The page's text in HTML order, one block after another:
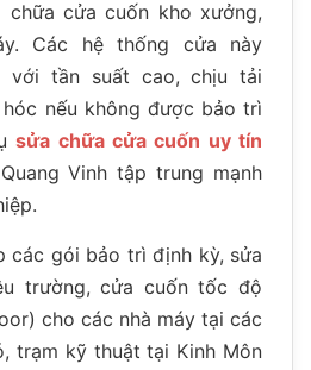
cửa cuốn kho xưởng,
Các hệ thống cửa này
với tần suất cao, chịu tải
nếu không được bảo trì
sửa chữa cửa cuốn uy tín
Vinh tập trung mạnh
các gói bảo trì định kỳ, sửa
trường, cửa cuốn tốc độ
cho các nhà máy tại các
trạm kỹ thuật tại Kinh Môn